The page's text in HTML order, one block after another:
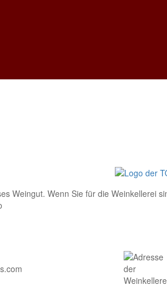
Weingut. Wenn Sie für die Weinkellerei